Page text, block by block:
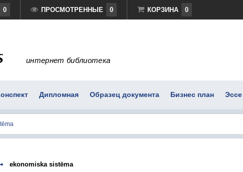
0 ПРОСМОТРЕННЫЕ 0 КОРЗИНА 0
интернет библиотека
Дипломная Образец документа Бизнес план Эссе
ekonomiska sistēma